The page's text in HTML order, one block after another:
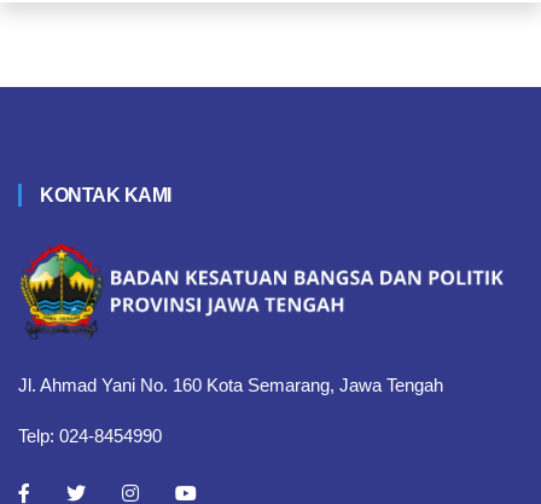
KONTAK KAMI
Jl. Ahmad Yani No. 160 Kota Semarang, Jawa Tengah
Telp: 024-8454990